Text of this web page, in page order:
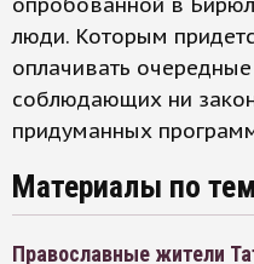
люди. Которым
оплачивать
соблюдающих ни
придуманных
Материалы по
Православные жители